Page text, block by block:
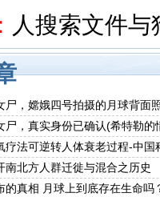
人搜索文件
尸，嫦娥四号拍摄的月球背面
尸，真实身份已确认(希特勒的
疗法可逆转人体衰老过程-中国
南北方人群迁徙与混合之历史
的真相 月球上到底存在生命吗